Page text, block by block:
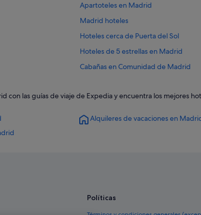
Apartoteles en Madrid
Madrid hoteles
Hoteles cerca de Puerta del Sol
Hoteles de 5 estrellas en Madrid
Cabañas en Comunidad de Madrid
Melia hoteles en Distrito Centro de
Hoteles para familias en Comunidad
con las guías de viaje de Expedia y encuentra los mejores
Alquileres de vacaciones en
Políticas